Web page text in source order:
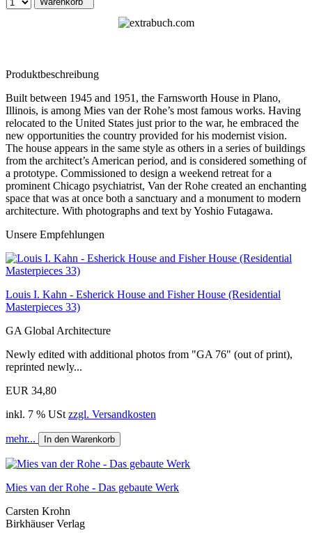
Produktbeschreibung
Built between 1945 and 1951, the Farnsworth House in Plano,
Illinois, is among Mies van der Rohe’s most famous works. Having
relocated to the United States just prior to the war, he embraced the
new opportunities the country provided for his modernist vision.
The house appears in the same style as others in a series of buildings
from the architect’s American period, and is considered something of
a prototype. Commissioned to design a weekend retreat for a
prominent Chicago psychiatrist, Van der Rohe created an enchanting
space that was at once both a sanctuary and a monument to modern
architecture. With photographs and text by Yoshio Futagawa.
Unsere Empfehlungen
Louis I. Kahn - Esherick House and Fisher House (Residential
Masterpieces 33)
GA Global Architecture
Newly edited with additional photos from "GA 76" (out of print),
reprinted newly...
EUR 34,80
inkl. 7 % USt zzgl. Versandkosten
mehr... In den Warenkorb
Mies van der Rohe - Das gebaute Werk
Carsten Krohn
Birkhäuser Verlag